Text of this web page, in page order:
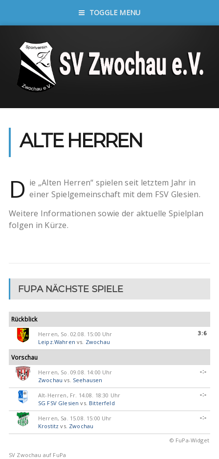
TOGGLE MENU
ALTE HERREN
D ie „Alten Herren“ spielen seit letztem Jahr in
einer Spielgemeinschaft mit dem FSV Glesien.
Weitere Informationen sowie der aktuelle Spielplan
folgen in Kürze.
FUPA NÄCHSTE SPIELE
Rückblick
Herren, So. 02.08. 15:00 Uhr
Leipz.Wahren vs. Zwochau
3:6
Vorschau
Herren, So. 09.08. 14:00 Uhr
Zwochau vs. Seehausen
-:-
Alt-Herren, Fr. 14.08. 18:30 Uhr
SG FSV Glesien vs. Bitterfeld
-:-
Herren, Sa. 15.08. 15:00 Uhr
Krostitz vs. Zwochau
-:-
© FuPa-Widget
SV Zwochau auf FuPa